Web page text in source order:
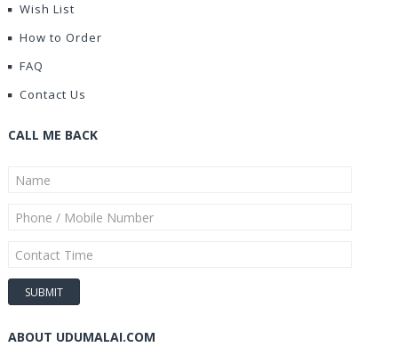
Wish List
How to Order
FAQ
Contact Us
CALL ME BACK
ABOUT UDUMALAI.COM